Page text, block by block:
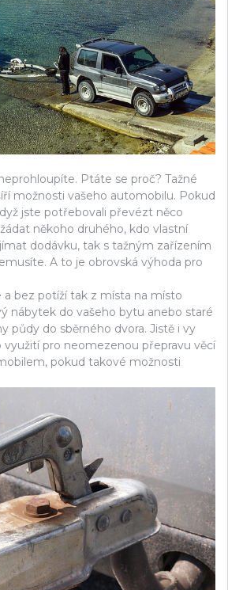
Ptáte se proč? Tažné
možnosti vašeho automobilu. Pokud
jste potřebovali převézt něco
někoho druhého, kdo vlastní
dodávku, tak s tažným zařízením
A to je obrovská výhoda pro
a bez potíží tak z místa na místo
nábytek do vašeho bytu anebo staré
půdy do sběrného dvora. Jistě i vy
využití pro neomezenou přepravu věcí
pokud takové možnosti